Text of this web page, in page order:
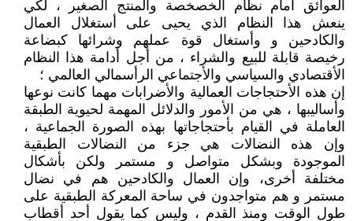
العوائق أمام نظام الخصخصة والمنتج الصغیر ، لکي
ینعش هذا النظام الذي یحیی علی أستغلال العمال
والکادحین و وأستغال قوة عملهم وشرائها کبضاعة
رخیصة قابلة للبیع والشراء ، من أجل أدامة هذا النظام
الأقتصادي والسیاسي والأجتماعي الرأسمالي العالمي ؛
إن هذه الأحتجاجات العمالیة والأضرابات مهما کانت نوعها
وأسالیبها ، هي من الأمور والدلائل المهمة لحیویة الطبقة
العاملة في القیام بأحتجاجاتها بهذه الصورة الجماعیة ،
وإن هذه النضالات هي جزء من النضالات الطبقیة
الموجودة وبشکل متواصل و مستمر ولکن بأشکال
مختلفة أخری، وإن العمال والکادحین هم في نضال
مستمر و هم متواجدون في ساحة المعرکة الطبقیة علی
طول الوقت ومنذ القدم ، ولیس کما یقول أحد أقطاب